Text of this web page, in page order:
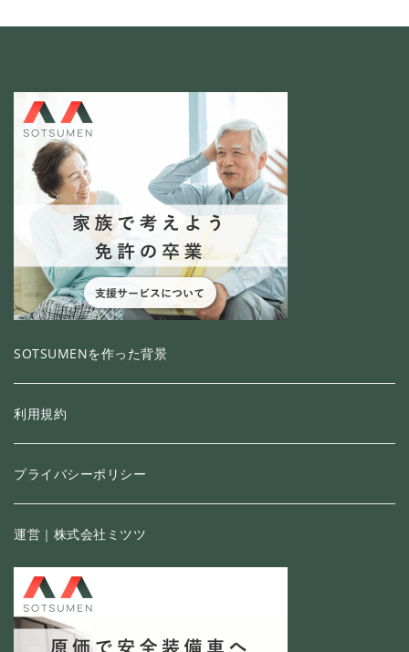
SOTSUMENを作った背景
利用規約
プライバシーポリシー
運営｜株式会社ミツツ